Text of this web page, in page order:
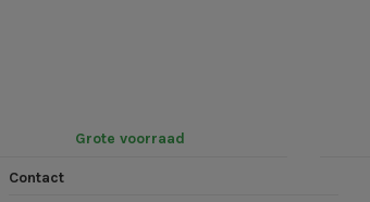
Grote voorraad
Contact